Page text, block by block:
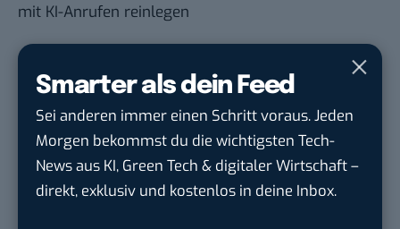
Smarter als dein Feed
Sei anderen immer einen Schritt voraus. Jeden
Morgen bekommst du die wichtigsten Tech-
News aus KI, Green Tech & digitaler Wirtschaft –
direkt, exklusiv und kostenlos in deine Inbox.
mit KI-Anrufen reinlegen
Du möchtest nicht abgehängt werden
, wenn es um
KI, Green Tech und die Tech-Themen von Morgen
geht? Über 12.000 smarte Leser bekommen jeden
Tag UPDATE, unser Tech-Briefing mit den
wichtigsten News des Tages – und sichern sich
damit ihren Vorsprung.Hier kannst du dich